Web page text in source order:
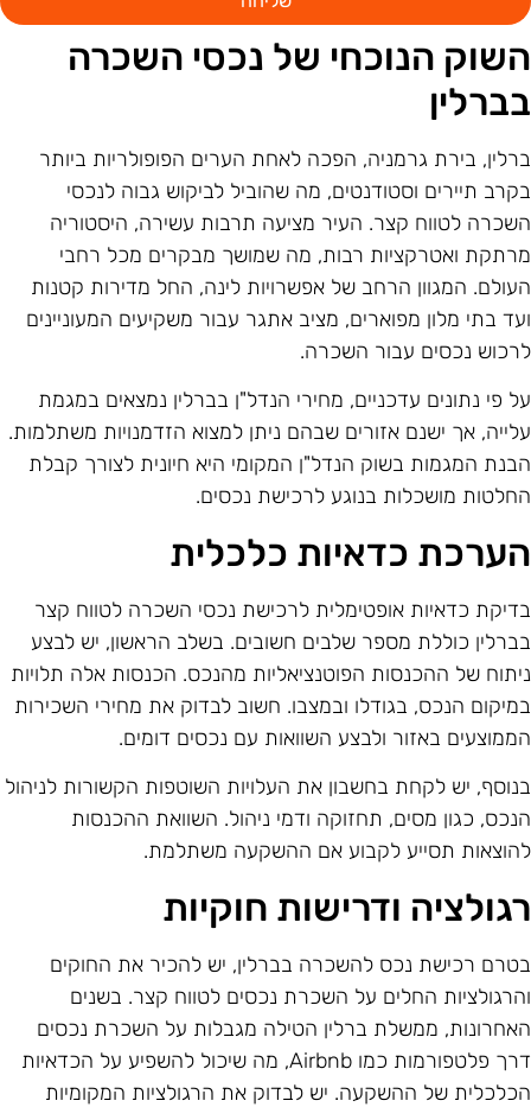
הנוכחי של נכסי השכרה
בירת גרמניה, הפכה לאחת הערים הפופולריות ביותר
תיירים וסטודנטים, מה שהוביל לביקוש גבוה לנכסי
לטווח קצר. העיר מציעה תרבות עשירה, היסטוריה
ואטרקציות רבות, מה שמושך מבקרים מכל רחבי
המגוון הרחב של אפשרויות לינה, החל מדירות קטנות
בתי מלון מפוארים, מציב אתגר עבור משקיעים המעוניינים
נכסים עבור השכרה.
פי נתונים עדכניים, מחירי הנדל"ן בברלין נמצאים במגמת
אך ישנם אזורים שבהם ניתן למצוא הזדמנויות משתלמות.
המגמות בשוק הנדל"ן המקומי היא חיונית לצורך קבלת
מושכלות בנוגע לרכישת נכסים.
כדאיות כלכלית
כדאיות אופטימלית לרכישת נכסי השכרה לטווח קצר
כוללת מספר שלבים חשובים. בשלב הראשון, יש לבצע
של ההכנסות הפוטנציאליות מהנכס. הכנסות אלה תלויות
הנכס, בגודלו ובמצבו. חשוב לבדוק את מחירי השכירות
באזור ולבצע השוואות עם נכסים דומים.
יש לקחת בחשבון את העלויות השוטפות הקשורות לניהול
כגון מסים, תחזוקה ודמי ניהול. השוואת ההכנסות
תסייע לקבוע אם ההשקעה משתלמת.
ודרישות חוקיות
רכישת נכס להשכרה בברלין, יש להכיר את החוקים
החלים על השכרת נכסים לטווח קצר. בשנים
ממשלת ברלין הטילה מגבלות על השכרת נכסים
דרך פלטפורמות כמו Airbnb, מה שיכול להשפיע על הכדאיות
של ההשקעה. יש לבדוק את הרגולציות המקומיות